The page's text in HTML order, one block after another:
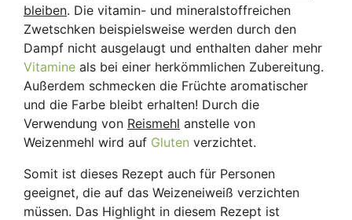
bleiben. Die vitamin- und mineralstoffreichen
Zwetschken beispielsweise werden durch den
Dampf nicht ausgelaugt und enthalten daher mehr
Vitamine als bei einer herkömmlichen Zubereitung.
Außerdem schmecken die Früchte aromatischer
und die Farbe bleibt erhalten! Durch die
Verwendung von Reismehl anstelle von
Weizenmehl wird auf Gluten verzichtet.
Somit ist dieses Rezept auch für Personen
geeignet, die auf das Weizeneiweiß verzichten
müssen. Das Highlight in diesem Rezept ist